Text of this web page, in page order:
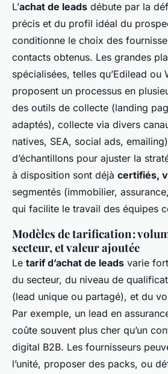
L’achat de leads débute par la
précis et du profil idéal du
conditionne le choix des
contacts obtenus. Les grandes
spécialisées, telles qu’Edilead ou
proposent un processus en
des outils de collecte (landing
adaptés), collecte via divers
natives, SEA, social ads,
d’échantillons pour ajuster la
à disposition sont déjà certifiés,
segmentés (immobilier,
qui facilite le travail des équipes
Modèles de tarification :
secteur, et valeur ajoutée
Le tarif d’achat de leads varie
du secteur, du niveau de
(lead unique ou partagé), et du
Par exemple, un lead en
coûte souvent plus cher qu’un
digital B2B. Les fournisseurs
l’unité, proposer des packs, ou